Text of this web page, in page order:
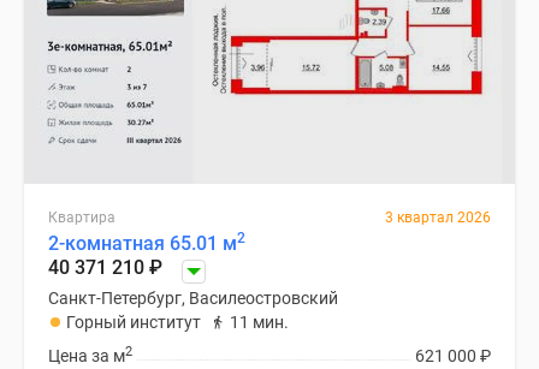
Квартира 3 квартал 2026
2-комнатная 65.01 м2
40 371 210 ₽
Санкт-Петербург, Василеостровский
Горный институт
11 мин.
621 000 ₽
Цена за м2